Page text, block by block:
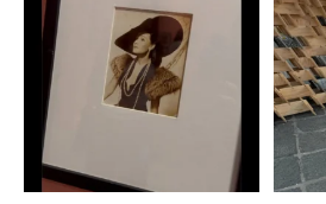
septiembre se inauguró
en...
2 0